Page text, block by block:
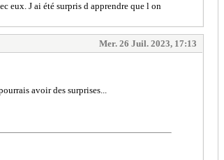
eux. J ai été surpris d apprendre que l on
Mer. 26 Juil. 2023, 17:13
avoir des surprises...